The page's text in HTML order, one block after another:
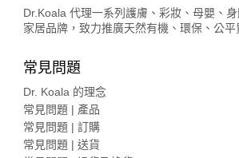
Dr.Koala 代理一系列護膚、彩妝、母嬰、
家居品牌，致力推廣天然有機、環保、公平
常見問題
Dr. Koala 的理念
常見問題 | 產品
常見問題 | 訂購
常見問題 | 送貨